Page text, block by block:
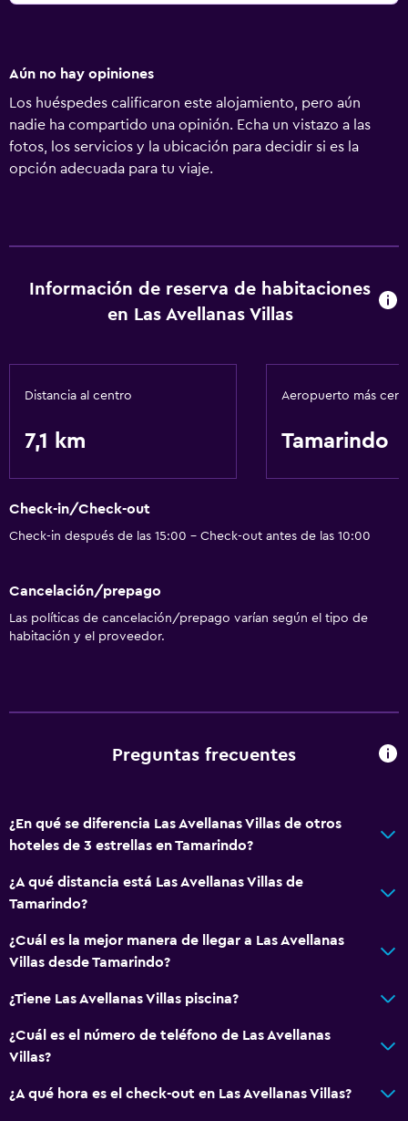
Aún no hay opiniones
Los huéspedes calificaron este alojamiento, pero aún
nadie ha compartido una opinión. Echa un vistazo a las
fotos, los servicios y la ubicación para decidir si es la
opción adecuada para tu viaje.
Información de reserva de habitaciones
en Las Avellanas Villas
Distancia al centro
7,1 km
Aeropuerto más
Tamarindo
Check-in/Check-out
Check-in después de las 15:00 - Check-out antes de las 10:00
Cancelación/prepago
Las políticas de cancelación/prepago varían según el tipo de
habitación y el proveedor.
Preguntas frecuentes
¿En qué se diferencia Las Avellanas Villas de otros
hoteles de 3 estrellas en Tamarindo?
¿A qué distancia está Las Avellanas Villas de
Tamarindo?
¿Cuál es la mejor manera de llegar a Las Avellanas
Villas desde Tamarindo?
¿Tiene Las Avellanas Villas piscina?
¿Cuál es el número de teléfono de Las Avellanas
Villas?
¿A qué hora es el check-out en Las Avellanas Villas?